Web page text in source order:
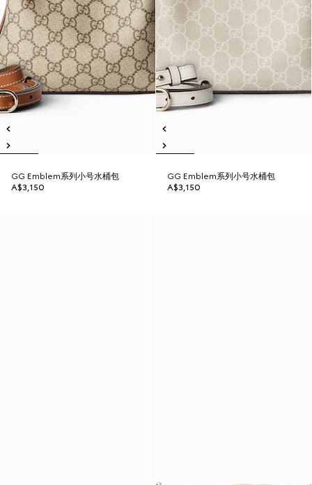
GG Emblem系列小号水桶包
A$3,150
GG Emblem系列小号水桶包
A$3,150